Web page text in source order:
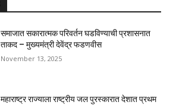
समाजात सकारात्मक परिवर्तन घडविण्याची प्रशासनात
ताकद – मुख्यमंत्री देवेंद्र फडणवीस
November 13, 2025
महाराष्ट्र राज्याला राष्ट्रीय जल पुरस्कारात देशात प्रथम